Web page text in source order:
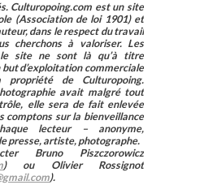
Culturopoing.com est un site
(Association de loi 1901) et
dans le respect du travail
cherchons à valoriser. Les
site ne sont là qu’à titre
d’exploitation commerciale
de Culturopoing.
avait malgré tout
elle sera de fait enlevée
comptons sur la bienveillance
lecteur – anonyme,
presse, artiste, photographe.
Bruno Piszczorowicz
) ou Olivier Rossignot
).